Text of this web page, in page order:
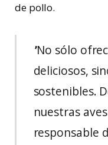
de pollo.
‘’No sólo
deliciosos,
sostenibles.
nuestras
responsable